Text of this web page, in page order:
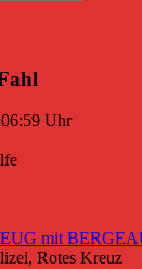
Uhr
mit
Rotes Kreuz